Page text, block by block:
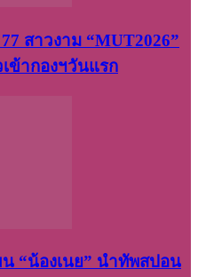
สาวงาม “MUT2026”
ข้ากองฯวันแรก
“น้องเนย” นำทัพสปอน